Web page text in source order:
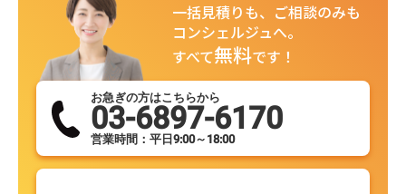
一括見積りも、ご相談のみも
コンシェルジュへ。
すべて無料です！
お急ぎの方はこちらから
03-6897-6170
営業時間：平日9:00～18:00